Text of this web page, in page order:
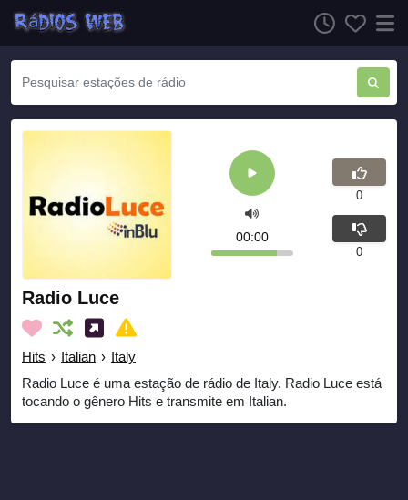
Radio Luce
Hits › Italian › Italy
Radio Luce é uma estação de rádio de Italy. Radio Luce está
tocando o gênero Hits e transmite em Italian.
00:00
0
0